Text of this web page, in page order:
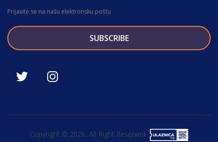
Prijavite se na našu elektronsku poštu
SUBSCRIBE
Copyright © 2026, All Right Reserved